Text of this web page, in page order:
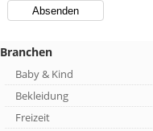
Branchen
Baby & Kind
Bekleidung
Freizeit